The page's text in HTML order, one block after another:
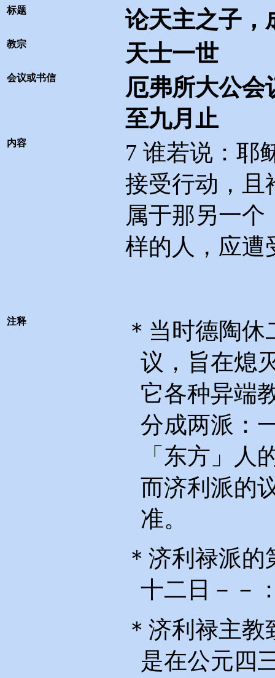
标题 论天主之子，
教宗 天士一世
会议或书信
厄弗所大公会
至九月止
内容 7 谁若说：耶
接受行动，且
属于那另一
样的人，应遭
注释
＊当时德陶
议，旨在熄
它各种异端
分成两派：
「东方」人
而济利派的
准。
＊济利禄派
十二日－－
＊济利禄主
是在公元四